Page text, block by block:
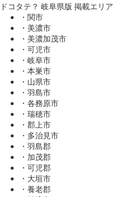
ドコタテ？ 岐阜県版 掲載エリア
・関市
・美濃市
・美濃加茂市
・可児市
・岐阜市
・本巣市
・山県市
・羽島市
・各務原市
・瑞穂市
・郡上市
・多治見市
・羽島郡
・加茂郡
・可児郡
・大垣市
・養老郡